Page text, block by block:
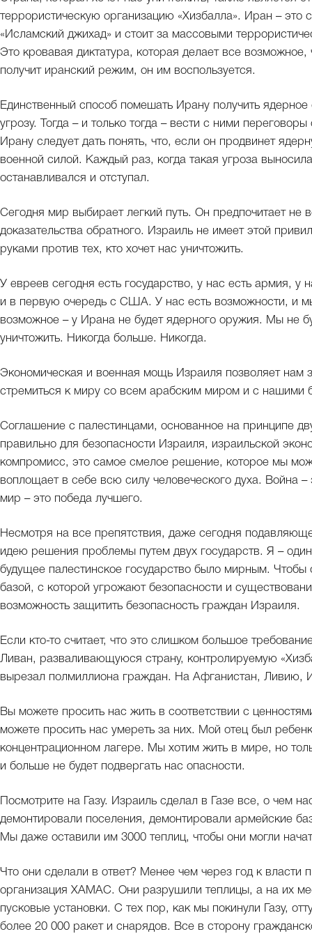
террористическую организацию «Хизбалла». Иран –
«Исламский джихад» и стоит за массовыми
Это кровавая диктатура, которая делает все
получит иранский режим, он им воспользуется.
Единственный способ помешать Ирану получить
угрозу. Тогда – и только тогда – вести с ними
Ирану следует дать понять, что, если он продвинет
военной силой. Каждый раз, когда такая угроза
останавливался и отступал.
Сегодня мир выбирает легкий путь. Он предпочитает не
доказательства обратного. Израиль не имеет этой
руками против тех, кто хочет нас уничтожить.
У евреев сегодня есть государство, у нас есть армия,
и в первую очередь с США. У нас есть возможности, и
возможное – у Ирана не будет ядерного оружия. Мы не
уничтожить. Никогда больше. Никогда.
Экономическая и военная мощь Израиля позволяет нам
стремиться к миру со всем арабским миром и с нашими
Соглашение с палестинцами, основанное на принципе
правильно для безопасности Израиля, израильской
компромисс, это самое смелое решение, которое мы
воплощает в себе всю силу человеческого духа. Война
мир – это победа лучшего.
Несмотря на все препятствия, даже сегодня
идею решения проблемы путем двух государств. Я –
будущее палестинское государство было мирным.
базой, с которой угрожают безопасности и
возможность защитить безопасность граждан Израиля.
Если кто-то считает, что это слишком большое
Ливан, разваливающуюся страну, контролируемую
вырезал полмиллиона граждан. На Афганистан, Ливию,
Вы можете просить нас жить в соответствии с
можете просить нас умереть за них. Мой отец был
концентрационном лагере. Мы хотим жить в мире, но
и больше не будет подвергать нас опасности.
Посмотрите на Газу. Израиль сделал в Газе все, о чем
демонтировали поселения, демонтировали армейские
Мы даже оставили им 3000 теплиц, чтобы они могли
Что они сделали в ответ? Менее чем через год к власти
организация ХАМАС. Они разрушили теплицы, а на их
пусковые установки. С тех пор, как мы покинули Газу,
более 20 000 ракет и снарядов. Все в сторону